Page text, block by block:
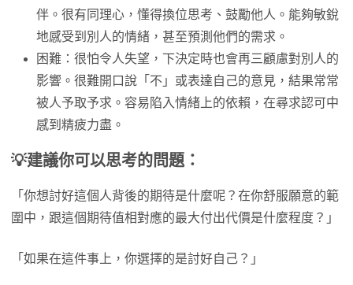
伴。很有同理心，懂得換位思考、鼓勵他人。能夠敏銳
地感受到別人的情緒，甚至預測他們的需求。
困難：很怕令人失望，下決定時也會再三顧慮對別人的
影響。很難開口說「不」或表達自己的意見，結果常常
被人予取予求。容易陷入情緒上的依賴，在尋求認可中
感到精疲力盡。
💡建議你可以思考的問題：
「你想討好這個人背後的期待是什麼呢？在你舒服願意的範
圍中，跟這個期待值相對應的最大付出代價是什麼程度？」
「如果在這件事上，你選擇的是討好自己？」